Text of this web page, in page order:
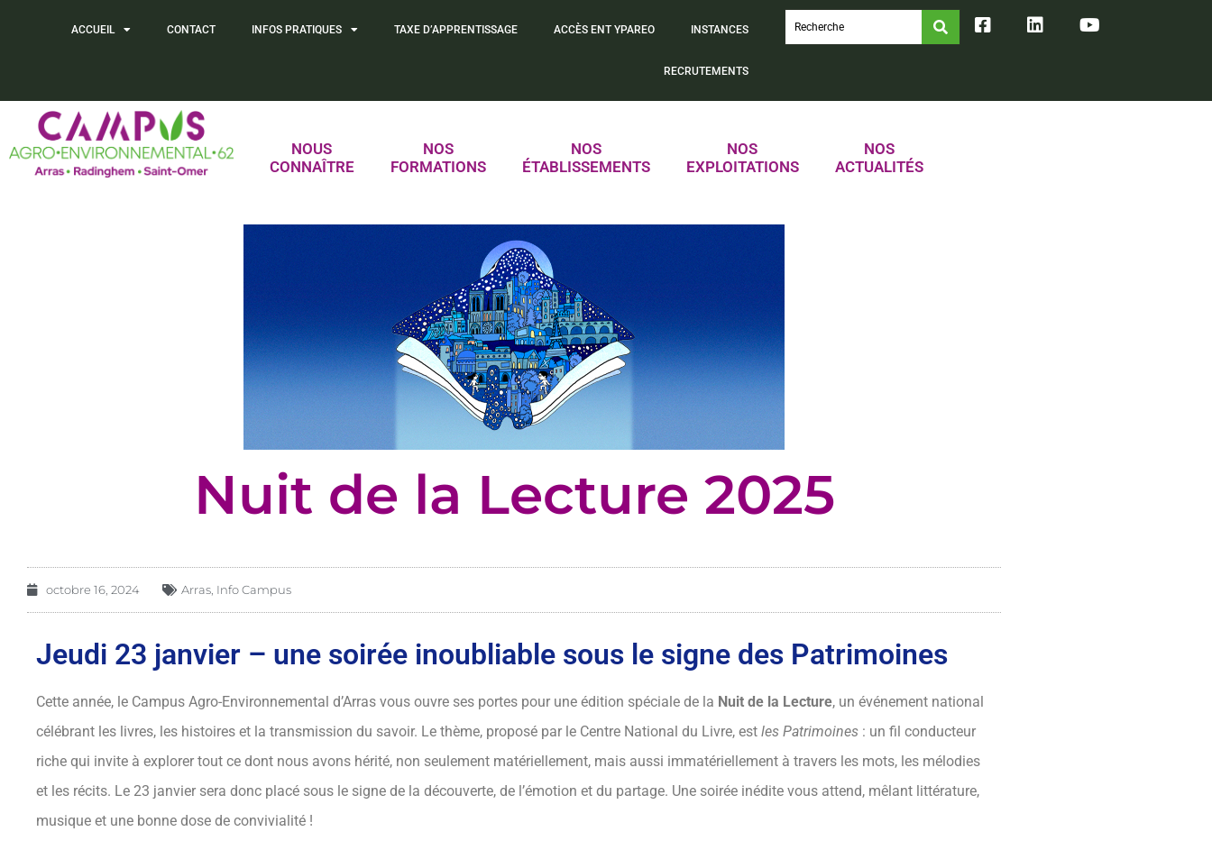
ACCUEIL CONTACT INFOS PRATIQUES TAXE D’APPRENTISSAGE ACCÈS ENT YPAREO INSTANCES
RECRUTEMENTS
NOUS
CONNAÎTRE
NOS
FORMATIONS
NOS
ÉTABLISSEMENTS
NOS
EXPLOITATIONS
NOS
ACTUALITÉS
Nuit de la Lecture 2025
octobre 16, 2024 Arras Info Campus
Jeudi 23 janvier – une soirée inoubliable sous le signe des Patrimoines
Cette année, le Campus Agro-Environnemental d’Arras vous ouvre ses portes pour une édition spéciale de la Nuit de la Lecture, un événement national
célébrant les livres, les histoires et la transmission du savoir. Le thème, proposé par le Centre National du Livre, est les Patrimoines : un fil conducteur
riche qui invite à explorer tout ce dont nous avons hérité, non seulement matériellement, mais aussi immatériellement à travers les mots, les mélodies
et les récits. Le 23 janvier sera donc placé sous le signe de la découverte, de l’émotion et du partage. Une soirée inédite vous attend, mêlant littérature,
musique et une bonne dose de convivialité !